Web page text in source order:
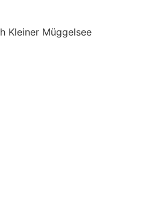
Kleiner Müggelsee